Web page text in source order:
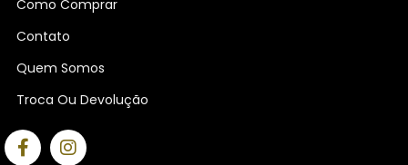
Como Comprar
Contato
Quem Somos
Troca Ou Devolução